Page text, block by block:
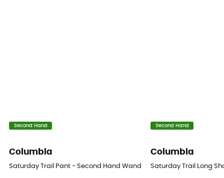
Second Hand
Columbia
Saturday Trail Pant - Second Hand Wanderhose - Herren - Beige -
Second Hand
Columbia
Saturday Trail Long